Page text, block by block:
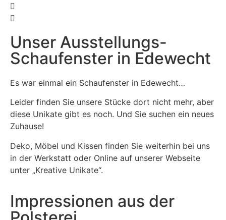
Unser Ausstellungs-
Schaufenster in Edewecht
Es war einmal ein Schaufenster in Edewecht…
Leider finden Sie unsere Stücke dort nicht mehr, aber
diese Unikate gibt es noch. Und Sie suchen ein neues
Zuhause!
Deko, Möbel und Kissen finden Sie weiterhin bei uns
in der Werkstatt oder Online auf unserer Webseite
unter „Kreative Unikate“.
Impressionen aus der